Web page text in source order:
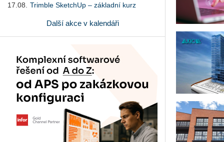
17.08.
Trimble SketchUp – základní kurz
Další akce v kalendáři